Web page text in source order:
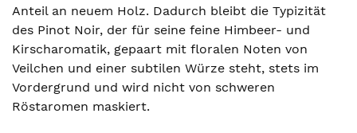
Anteil an neuem Holz. Dadurch bleibt die Typizität
des Pinot Noir, der für seine feine Himbeer- und
Kirscharomatik, gepaart mit floralen Noten von
Veilchen und einer subtilen Würze steht, stets im
Vordergrund und wird nicht von schweren
Röstaromen maskiert.